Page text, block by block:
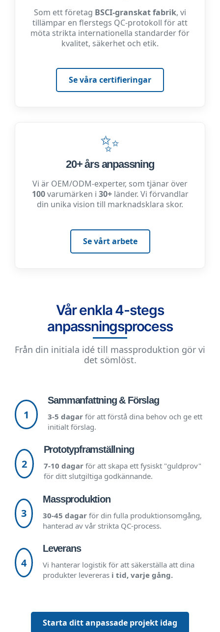
Som ett företag BSCI-granskat fabrik, vi
tillämpar en flerstegs QC-protokoll för att
möta strikta internationella standarder för
kvalitet, säkerhet och etik.
Se våra certifieringar
✨
20+ års anpassning
Vi är OEM/ODM-experter, som tjänar över
100varumärken i 30+länder. Vi förvandlar
din unika vision till marknadsklara skor.
Se vårt arbete
Vår enkla 4-stegs
anpassningsprocess
Från din initiala idé till massproduktion gör vi
det sömlöst.
1
Sammanfattning & Förslag
3-5 dagar för att förstå dina behov och ge ett
initialt förslag.
2
Prototypframställning
7-10 dagarför att skapa ett fysiskt "guldprov"
för ditt slutgiltiga godkännande.
3
Massproduktion
30-45 dagar för din fulla produktionsomgång,
hanterad av vår strikta QC-process.
4
Leverans
Vi hanterar logistik för att säkerställa att dina
produkter levereras i tid, varje gång.
Starta ditt anpassade projekt idag